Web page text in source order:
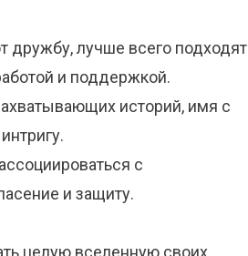
дружбу, лучше всего подходят
и поддержкой.
историй, имя с
с
и защиту.
целую вселенную своих